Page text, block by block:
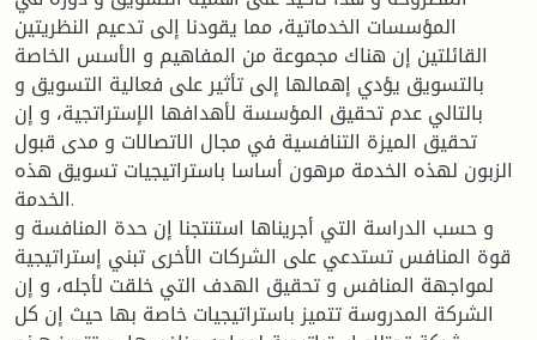
المؤسسات الخدماتية، مما يقودنا إلى تدعيم النظريتين
القائلتين إن هناك مجموعة من المفاهيم و الأسس الخاصة
بالتسويق يؤدي إهمالها إلى تأثير على فعالية التسويق و
بالتالي عدم تحقيق المؤسسة لأهدافها الإستراتجية، و إن
تحقيق الميزة التنافسية في مجال الاتصالات و مدى قبول
الزبون لهذه الخدمة مرهون أساسا باستراتيجيات تسويق هذه
الخدمة.
و حسب الدراسة التي أجريناها استنتجنا إن حدة المنافسة و
قوة المنافس تستدعي على الشركات الأخرى تبني إستراتيجية
لمواجهة المنافس و تحقيق الهدف التي خلقت لأجله، و إن
الشركة المدروسة تتميز باستراتيجيات خاصة بها حيث إن كل